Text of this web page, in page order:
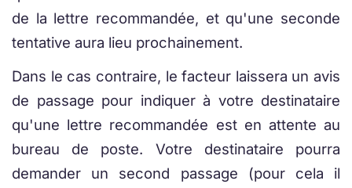
de la lettre recommandée, et qu'une seconde
tentative aura lieu prochainement.
Dans le cas contraire, le facteur laissera un avis
de passage pour indiquer à votre destinataire
qu'une lettre recommandée est en attente au
bureau de poste. Votre destinataire pourra
demander un second passage (pour cela il